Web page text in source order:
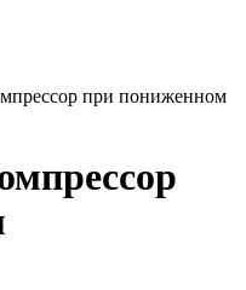
при пониженном